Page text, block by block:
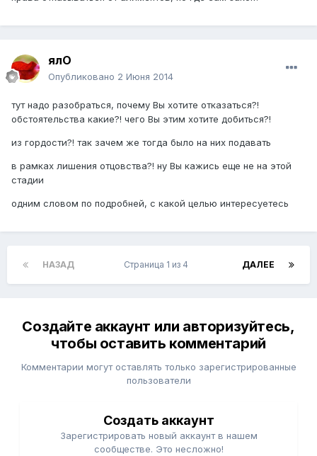
ялО
Опубликовано 2 Июня 2014
тут надо разобраться, почему Вы хотите отказаться?!
обстоятельства какие?! чего Вы этим хотите добиться?!
из гордости?! так зачем же тогда было на них подавать
в рамках лишения отцовства?! ну Вы кажись еще не на этой
стадии
одним словом по подробней, с какой целью интересуетесь
НАЗАД ДАЛЕЕ
Страница 1 из 4
Создайте аккаунт или авторизуйтесь,
чтобы оставить комментарий
Комментарии могут оставлять только зарегистрированные
пользователи
Создать аккаунт
Зарегистрировать новый аккаунт в нашем
сообществе. Это несложно!